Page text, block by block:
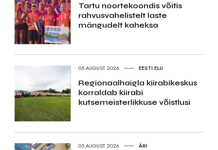
Tartu noortekoondis võitis
rahvusvahelistelt laste
mängudelt kaheksa
05.AUGUST 2026 EESTI ELU
Regionaalhaigla kiirabikeskus
korraldab kiirabi
kutsemeisterlikkuse võistlusi
05.AUGUST 2026 ÄRI